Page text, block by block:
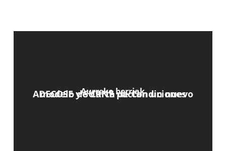
Aurreko berriak
ADECOSE y SURNE pactan un nuevo modelo de Carta de Condiciones